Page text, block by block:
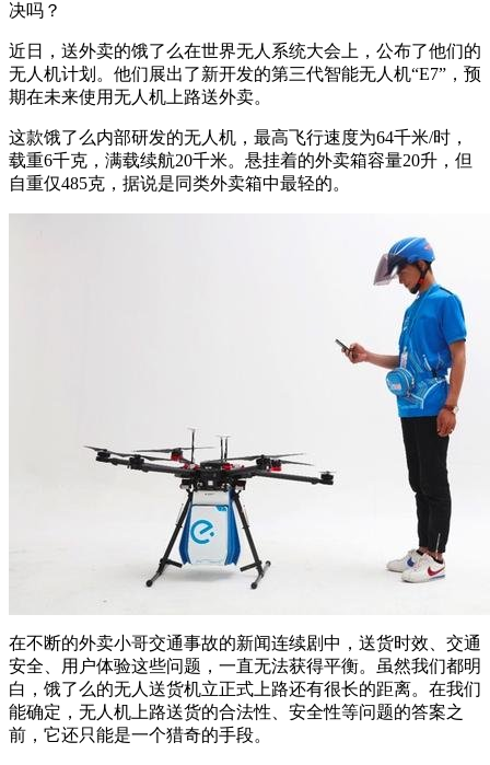
决吗？
近日，送外卖的饿了么在世界无人系统大会上，公布了他们的
无人机计划。他们展出了新开发的第三代智能无人机“E7”，预
期在未来使用无人机上路送外卖。
这款饿了么内部研发的无人机，最高飞行速度为64千米/时，
载重6千克，满载续航20千米。悬挂着的外卖箱容量20升，但
自重仅485克，据说是同类外卖箱中最轻的。
在不断的外卖小哥交通事故的新闻连续剧中，送货时效、交通
安全、用户体验这些问题，一直无法获得平衡。虽然我们都明
白，饿了么的无人送货机立正式上路还有很长的距离。在我们
能确定，无人机上路送货的合法性、安全性等问题的答案之
前，它还只能是一个猎奇的手段。